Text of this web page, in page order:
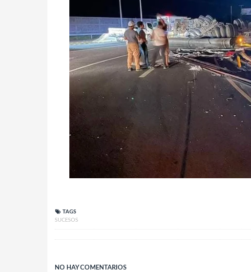
TAGS
SUCESOS
NO HAY COMENTARIOS